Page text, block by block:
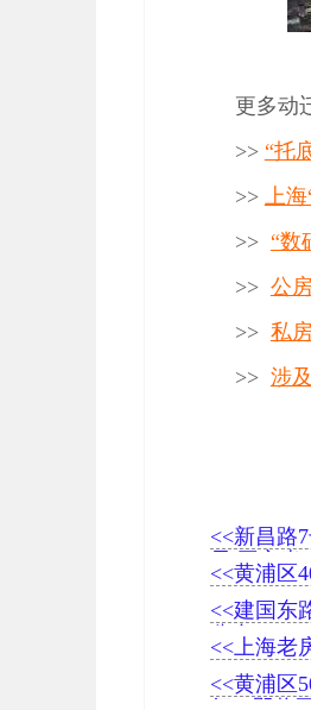
更多动
>> “托
>> 上
>> “数
>> 公
>> 私
>> 涉
<<新昌路
元/平方米
<<黄浦区
92.82%
<<建国东
公布
<<上海老
<<黄浦区